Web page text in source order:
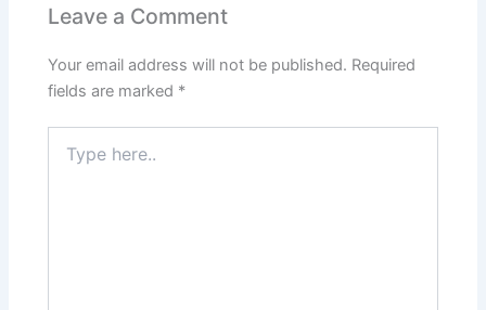
Leave a Comment
Your email address will not be published. Required
fields are marked *
here..